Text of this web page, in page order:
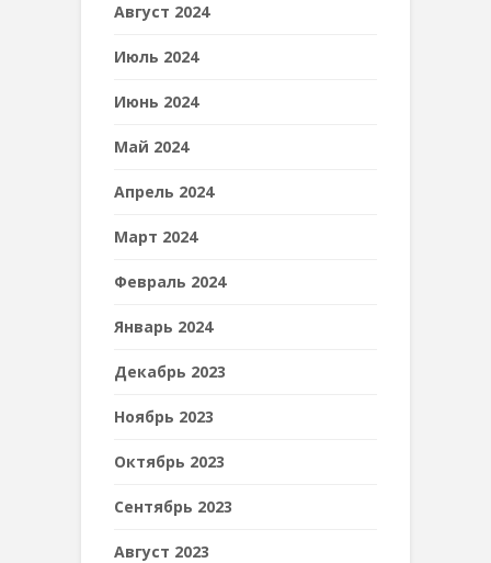
Август 2024
Июль 2024
Июнь 2024
Май 2024
Апрель 2024
Март 2024
Февраль 2024
Январь 2024
Декабрь 2023
Ноябрь 2023
Октябрь 2023
Сентябрь 2023
Август 2023